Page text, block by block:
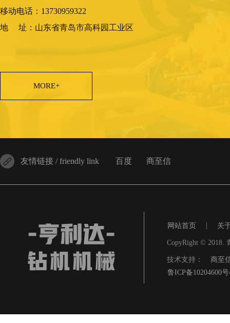
移动电话：13730959322
地 址：山东省青岛市高科园工业区
MORE+
友情链接 / friendly link 百度 商至信
网站首页 | 关
CopyRight © 2018.
技术支持：
商至
鲁ICP备10204600